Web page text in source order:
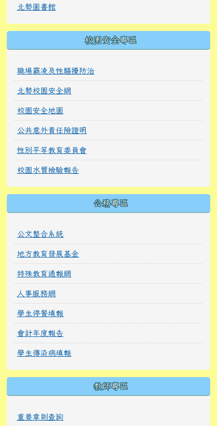
北勢圖書館
校園安全專區
職場霸凌及性騷擾防治
北勢校園安全網
校園安全地圖
公共意外責任險證明
性別平等教育委員會
校園水質檢驗報告
公務專區
公文整合系統
地方教育發展基金
特殊教育通報網
人事服務網
學生停餐填報
會計年度報告
學生傳染病填報
教師專區
重要章則查詢